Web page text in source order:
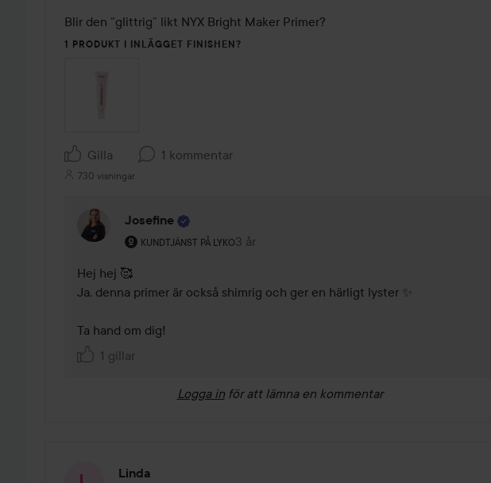
Blir den ”glittrig” likt NYX Bright Maker Primer?
1 PRODUKT I INLÄGGET FINISHEN?
Gilla 1 kommentar
730 visningar
Josefine
KUNDTJÄNST PÅ LYKO
Användarens roll: Kundtjänst på Lyko.
3 år
Kommentaren lades 3 år
Hej hej 🥰
Ja, denna primer är också shimrig och ger en härligt lyster ✨
Ta hand om dig!
1 gillar
Logga in för att lämna en kommentar
Linda